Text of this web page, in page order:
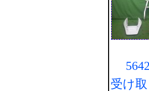
受け